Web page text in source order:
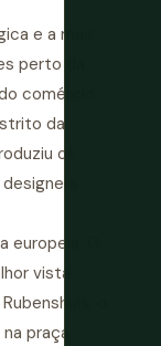
e a mais
perto da
comércio
da
os
O
vista
o
praça